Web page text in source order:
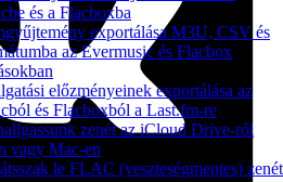
és a Flacboxba
exportálása M3U, CSV és
az Evermusic és Flacbox
előzményeinek exportálása az
és Flacboxból a Last.fm-re
zenét az iCloud Drive-ról
vagy Mac-en
le FLAC (veszteségmentes)